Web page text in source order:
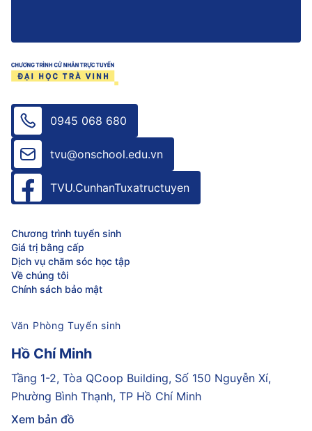
0945 068 680
tvu@onschool.edu.vn
TVU.CunhanTuxatructuyen
Chương trình tuyển sinh
Giá trị bằng cấp
Dịch vụ chăm sóc học tập
Về chúng tôi
Chính sách bảo mật
Văn Phòng Tuyển sinh
Hồ Chí Minh
Tầng 1-2, Tòa QCoop Building, Số 150 Nguyễn Xí,
Phường Bình Thạnh, TP Hồ Chí Minh
Xem bản đồ